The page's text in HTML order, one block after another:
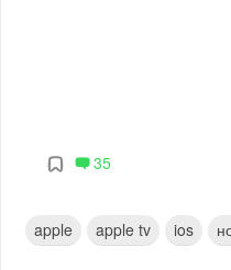
35
apple apple tv ios